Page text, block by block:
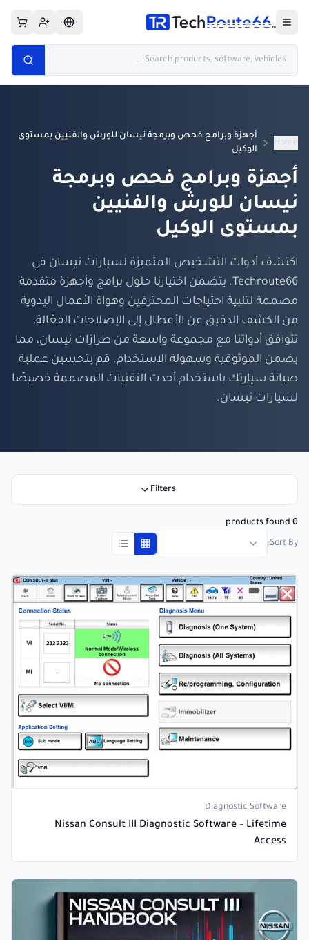
Home
أجهزة وبرامج فحص وبرمجة نيسان للورش والفنيين بمستوى
الوكيل
أجهزة وبرامج فحص وبرمجة
نيسان للورش والفنيين
بمستوى الوكيل
اكتشف أدوات التشخيص المتميزة لسيارات نيسان في
Techroute66. يتضمن اختيارنا حلول برامج وأجهزة متقدمة
مصممة لتلبية احتياجات المحترفين وهواة الأعمال اليدوية.
من الكشف الدقيق عن الأعطال إلى الإصلاحات الفعّالة،
تتوافق أدواتنا مع مجموعة واسعة من طرازات نيسان، مما
يضمن الموثوقية وسهولة الاستخدام. قم بتحسين عملية
صيانة سيارتك باستخدام أحدث التقنيات المصممة خصيصًا
لسيارات نيسان.
Filters
0 products found
Sort By:
Diagnostic Software
Nissan Consult III Diagnostic Software – Lifetime
Access